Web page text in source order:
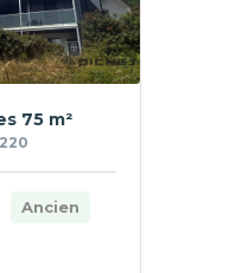
75 m²
Ancien